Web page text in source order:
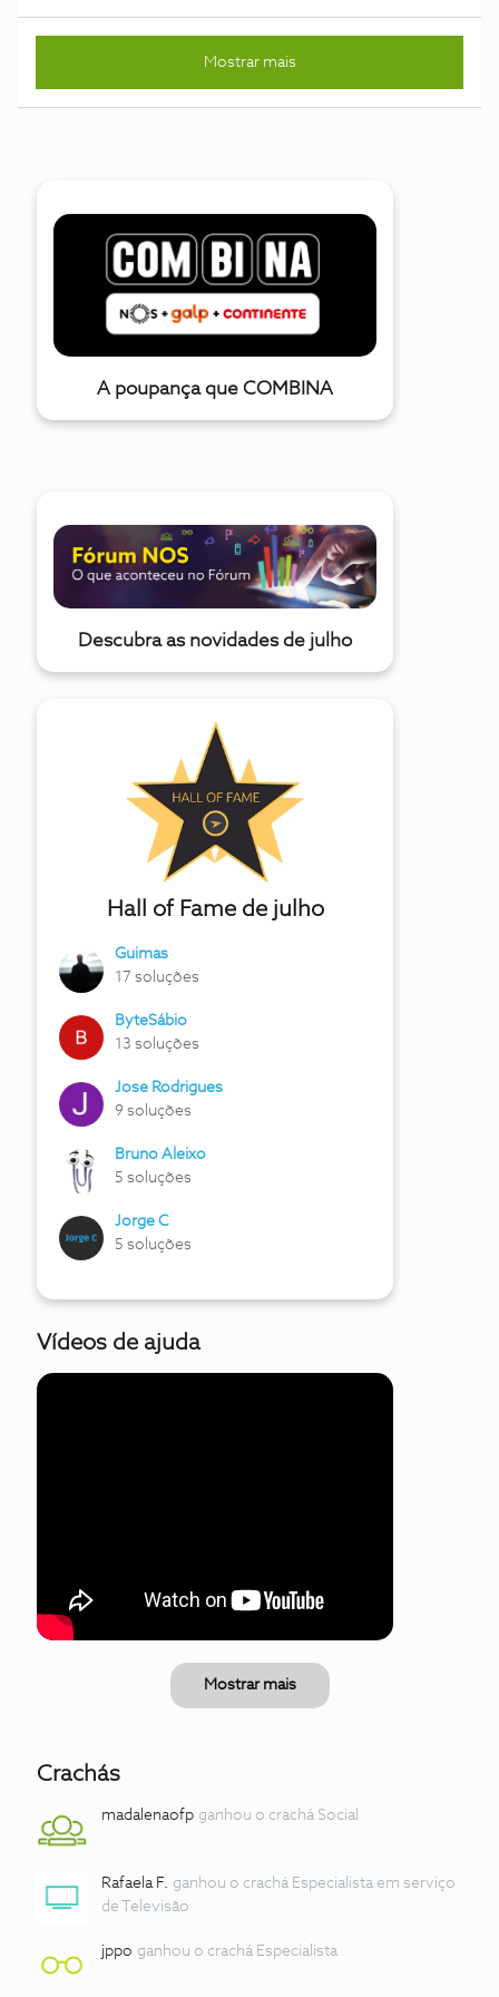
capacidade de armazenar dados como informações do
assinante, agenda, preferências (configurações), serviços
Mostrar mais
A poupança que COMBINA
Descubra as novidades de julho
Hall of Fame de julho
Guimas
17 soluções
ByteSábio
13 soluções
Jose Rodrigues
9 soluções
Bruno Aleixo
5 soluções
Jorge C
5 soluções
Vídeos de ajuda
Mostrar mais
Crachás
madalenaofp ganhou o crachá Social
Rafaela F.
ganhou o crachá Especialista em serviço
de Televisão
jppo ganhou o crachá Especialista